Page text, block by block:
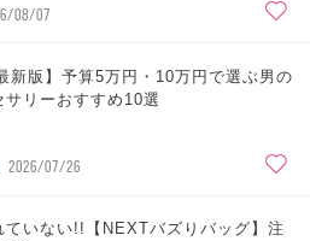
08/07
新版】予算5万円・10万円で選ぶ男の
サリーおすすめ10選
2026/07/26
ていない!!【NEXTバズりバッグ】注